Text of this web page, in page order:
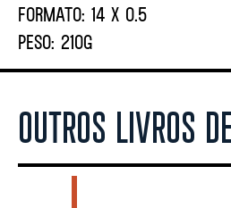
FORMATO: 14 X 0.5
PESO: 210G
OUTROS LIVROS